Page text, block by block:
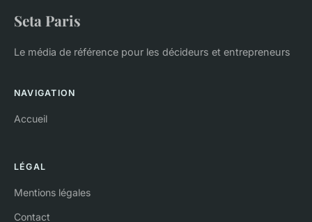
Seta Paris
Le média de référence pour les décideurs et entrepreneurs
NAVIGATION
Accueil
LÉGAL
Mentions légales
Contact